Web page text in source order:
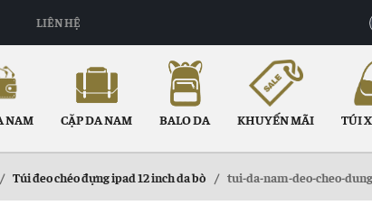
LIÊN HỆ
NAM CẶP DA NAM BALO DA KHUYẾN MÃI TÚI
/ Túi đeo chéo đựng ipad 12 inch da bò / tui-da-nam-deo-cheo-